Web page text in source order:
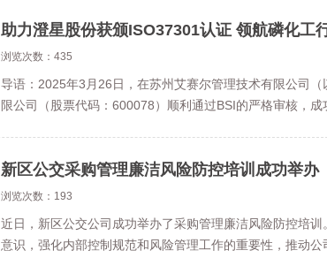
助力澄星股份获颁ISO37301认证 领航磷化工
浏览次数：435
导语：2025年3月26日，在苏州艾赛尔管理技术有限公司
限公司（股票代码：600078）顺利通过BSI的严格审核，
新区公交采购管理廉洁风险防控培训成功举办
浏览次数：193
近日，新区公交公司成功举办了采购管理廉洁风险防控培
意识，强化内部控制规范和风险管理工作的重要性，推动